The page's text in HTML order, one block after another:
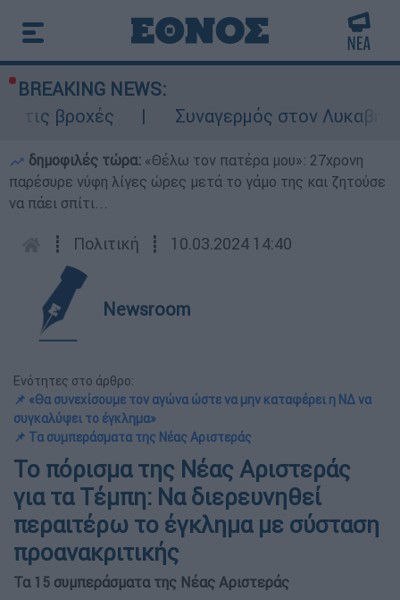
BREAKING NEWS:
Συναγερμός στον Λυκαβηττό:
δημοφιλές τώρα: «Θέλω τον πατέρα μου»: 27χρονη
παρέσυρε νύφη λίγες ώρες μετά το γάμο της και ζητούσε
να πάει σπίτι...
┋ Πολιτική ┋ 10.03.2024 14:40
Newsroom
Ενότητες στο άρθρο:
📌 «Θα συνεχίσουμε τον αγώνα ώστε να μην καταφέρει η ΝΔ να
συγκαλύψει το έγκλημα»
📌 Τα συμπεράσματα της Νέας Αριστεράς
Το πόρισμα της Νέας Αριστεράς
για τα Τέμπη: Να διερευνηθεί
περαιτέρω το έγκλημα με σύσταση
προανακριτικής
Τα 15 συμπεράσματα της Νέας Αριστεράς